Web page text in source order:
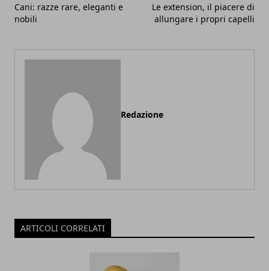
Cani: razze rare, eleganti e
nobili
Le extension, il piacere di
allungare i propri capelli
Redazione
ARTICOLI CORRELATI